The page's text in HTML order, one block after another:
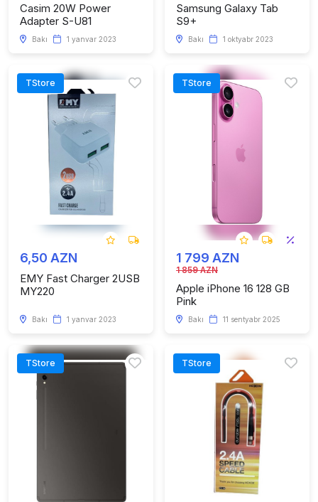
Casim 20W Power
Adapter S-U81
Bakı 1 yanvar 2023
Samsung Galaxy Tab
S9+
Bakı 1 oktyabr 2023
TStore
6,50 AZN
EMY Fast Charger 2USB
MY220
Bakı 1 yanvar 2023
TStore
1 799 AZN
1 859 AZN
Apple iPhone 16 128 GB
Pink
Bakı 11 sentyabr 2025
TStore TStore